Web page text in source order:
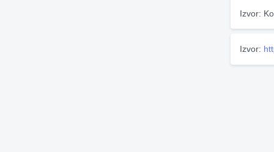
Izvor:
Izvor: